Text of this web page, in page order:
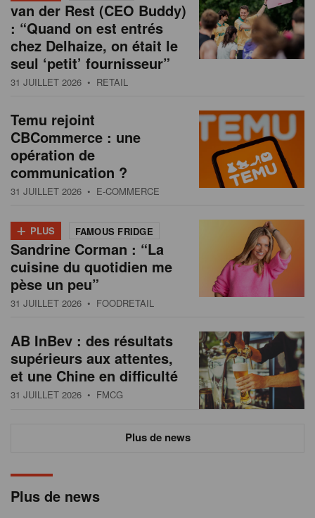
Plus de news
van der Rest (CEO Buddy)
: “Quand on est entrés
chez Delhaize, on était le
seul ‘petit’ fournisseur”
31 JUILLET 2026 • RETAIL
Temu rejoint
CBCommerce : une
opération de
communication ?
31 JUILLET 2026 • E-COMMERCE
+ PLUS FAMOUS FRIDGE
Sandrine Corman : “La
cuisine du quotidien me
pèse un peu”
31 JUILLET 2026 • FOODRETAIL
AB InBev : des résultats
supérieurs aux attentes,
et une Chine en difficulté
31 JUILLET 2026 • FMCG
Plus de news